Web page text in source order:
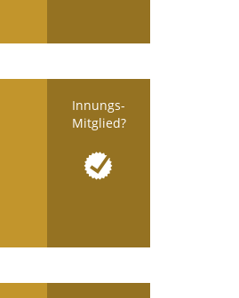
Innungs-
Mitglied?